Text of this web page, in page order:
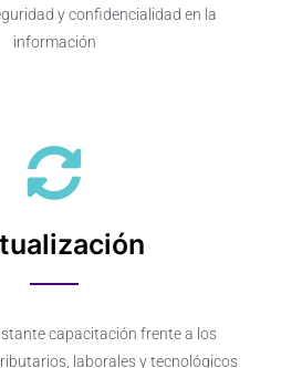
y confidencialidad en la
información
capacitación frente a los
laborales y tecnológicos